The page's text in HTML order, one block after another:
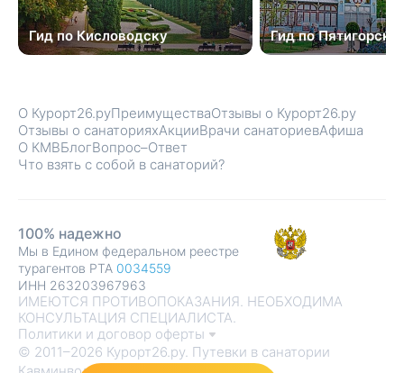
Гид по Кисловодску Гид по Пятигорску
О Курорт26.руПреимуществаОтзывы о Курорт26.ру
Отзывы о санаторияхАкцииВрачи санаториевАфиша
О КМВБлогВопрос–Ответ
Что взять с собой в санаторий?
ИМЕЮТСЯ ПРОТИВОПОКАЗАНИЯ. НЕОБХОДИМА
КОНСУЛЬТАЦИЯ СПЕЦИАЛИСТА.
Политики и договор оферты
© 2011–2026 Курорт26.ру. Путевки в санатории
100% надежно
Мы в Едином федеральном реестре
турагентов РТА 0034559
ИНН 263203967963